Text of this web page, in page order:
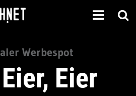
Werbespot
Eier